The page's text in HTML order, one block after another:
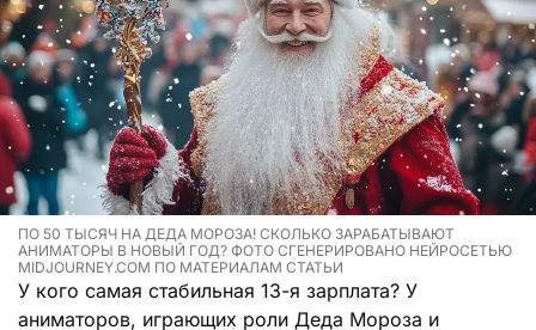
ПО 50 ТЫСЯЧ НА ДЕДА МОРОЗА! СКОЛЬКО ЗАРАБАТЫВАЮТ
АНИМАТОРЫ В НОВЫЙ ГОД? ФОТО СГЕНЕРИРОВАНО НЕЙРОСЕТЬЮ
MIDJOURNEY.COM ПО МАТЕРИАЛАМ СТАТЬИ
У кого самая стабильная 13-я зарплата? У
аниматоров, играющих роли Деда Мороза и